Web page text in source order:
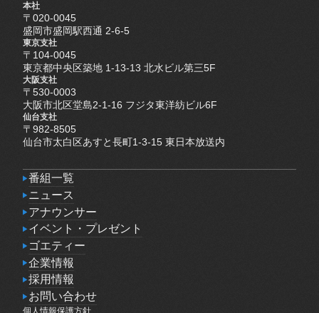
本社
〒020-0045
盛岡市盛岡駅西通 2-6-5
東京支社
〒104-0045
東京都中央区築地 1-13-13 北水ビル第三5F
大阪支社
〒530-0003
大阪市北区堂島2-1-16 フジタ東洋紡ビル6F
仙台支社
〒982-8505
仙台市太白区あすと長町1-3-15 東日本放送内
番組一覧
番組一覧
ニュース
ニュース
アナウンサー
アナウンサー
イベント・プレゼント
イベント・プレゼント
ゴエティー
ゴエティー
企業情報
企業情報
採用情報
採用情報
お問い合わせ
個人情報保護方針